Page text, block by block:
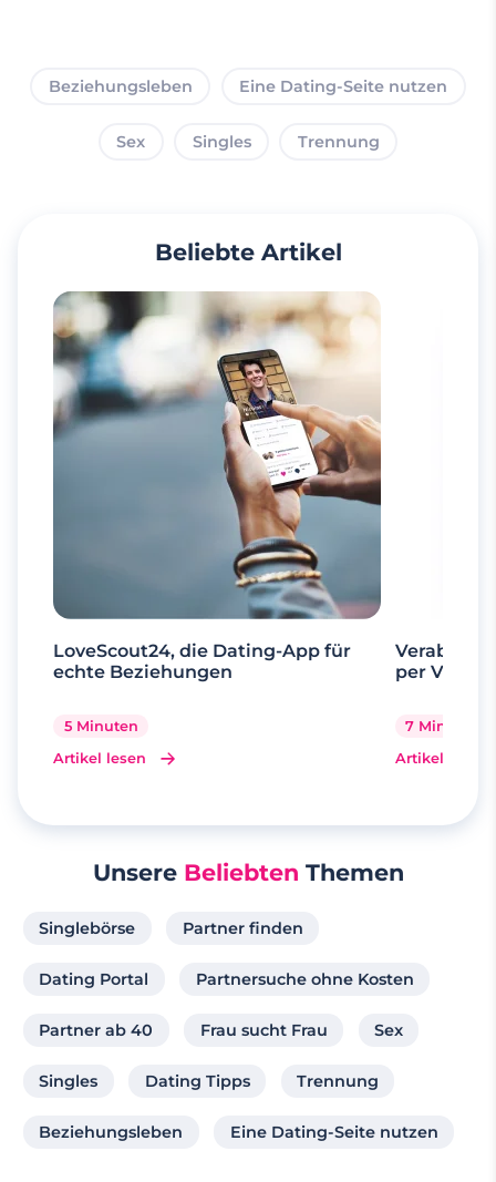
Beziehungsleben Eine Dating-Seite nutzen
Sex Singles Trennung
Beliebte Artikel
LoveScout24, die Dating-App für
echte Beziehungen
5 Minuten
Artikel lesen
per
7 Minuten
Artikel lesen
Unsere Beliebten Themen
Singlebörse Partner finden
Dating Portal Partnersuche ohne Kosten
Partner ab 40 Frau sucht Frau Sex
Singles Dating Tipps Trennung
Beziehungsleben Eine Dating-Seite nutzen